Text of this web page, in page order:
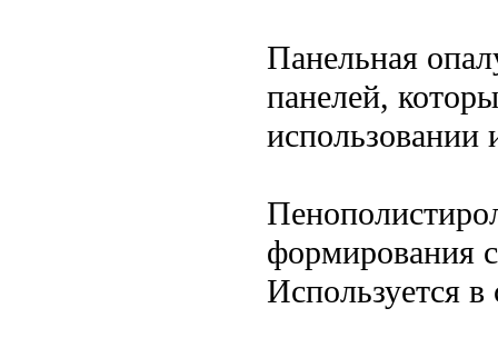
Панельная
панелей,
использовании
формирования
Используется в